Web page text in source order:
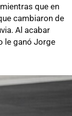
que en
cambiaron de
Al acabar
le ganó Jorge